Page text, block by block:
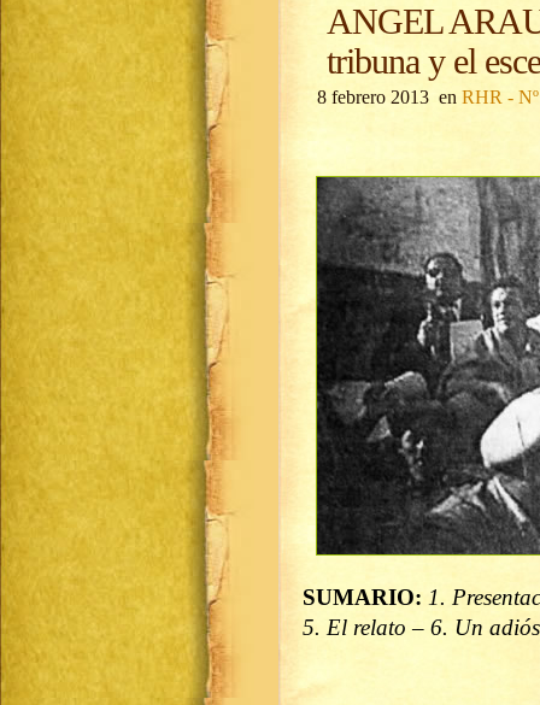
ANGEL
tribuna y el
8 febrero 2013 en RHR -
SUMARIO: 1.
5. El relato – 6. Un